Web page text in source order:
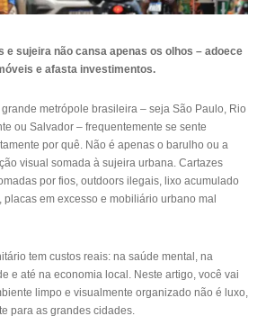
e sujeira não cansa apenas os olhos – adoece
e afasta investimentos.
metrópole brasileira – seja São Paulo, Rio
ou Salvador – frequentemente se sente
por quê. Não é apenas o barulho ou a
visual somada à sujeira urbana. Cartazes
por fios, outdoors ilegais, lixo acumulado
em excesso e mobiliário urbano mal
tem custos reais: na saúde mental, na
e até na economia local. Neste artigo, você vai
limpo e visualmente organizado não é luxo,
para as grandes cidades.